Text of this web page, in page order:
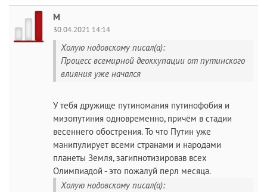
M
30.04.2021 14:14
Холую нодовскому писал(а):
Процесс всемирной деоккупации от путинского
влияния уже начался
У тебя дружище путиномания путинофобия и
мизопутиния одновременно, причём в стадии
весеннего обострения. То что Путин уже
манипулирует всеми странами и народами
планеты Земля, загипнотизировав всех
Олимпиадой - это пожалуй перл месяца.
Холую нодовскому писал(а):